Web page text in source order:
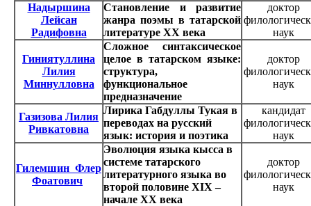
Надыршина
Лейсан
Радифовна
Становление и развитие
жанра поэмы в татарской
литературе ХХ века
доктор
наук
Гиниятуллина
Лилия
Миннулловна
Сложное синтаксическое
целое в татарском языке:
структура,
функциональное
предназначение
доктор
наук
Газизова Лилия
Ривкатовна
Лирика Габдуллы Тукая в
переводах на русский
язык: история и поэтика
кандидат
наук
Гилемшин Флер
Фоатович
Эволюция языка кысса в
системе татарского
литературного языка во
второй половине ХIХ –
начале ХХ века
доктор
наук